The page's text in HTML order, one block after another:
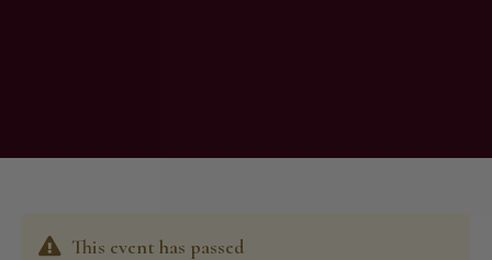
This event has passed